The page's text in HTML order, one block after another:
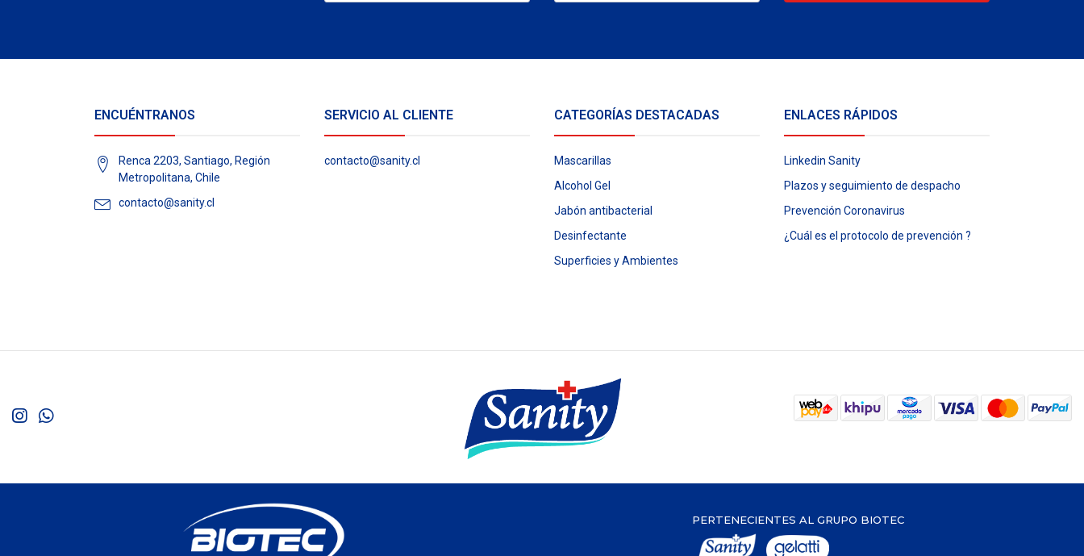
ENCUÉNTRANOS
Renca 2203, Santiago, Región
Metropolitana, Chile
contacto@sanity.cl
SERVICIO AL CLIENTE
contacto@sanity.cl
CATEGORÍAS DESTACADAS
Mascarillas
Alcohol Gel
Jabón antibacterial
Desinfectante
Superficies y Ambientes
ENLACES RÁPIDOS
Linkedin Sanity
Plazos y seguimiento de despacho
Prevención Coronavirus
¿Cuál es el protocolo de prevención ?
PERTENECIENTES AL GRUPO BIOTEC